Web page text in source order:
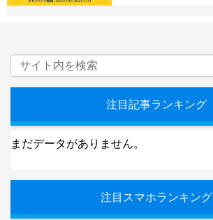
注目記事ランキング
まだデータがありません。
注目スマホランキング